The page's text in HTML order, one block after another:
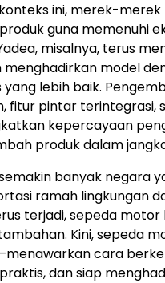
ini, merek-
guna memenuhi
misalnya, terus
menghadirkan model
yang lebih baik.
fitur pintar terintegrasi,
kepercayaan
produk dalam
banyak negara
ramah lingkungan
terjadi, sepeda
Kini, sepeda
cara
dan siap